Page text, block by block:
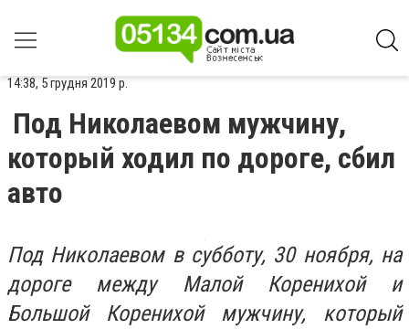
14:38, 5 грудня 2019 р.
Под Николаевом мужчину,
который ходил по дороге, сбил
авто
Под Николаевом в субботу, 30 ноября, на
дороге между Малой Коренихой и
Большой Коренихой мужчину, который